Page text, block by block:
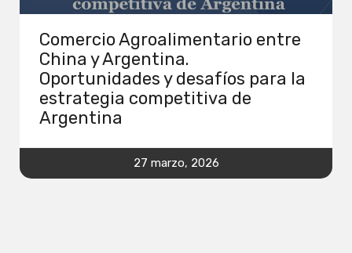
Comercio Agroalimentario entre
China y Argentina.
Oportunidades y desafíos para la
estrategia competitiva de
Argentina
27 marzo, 2026